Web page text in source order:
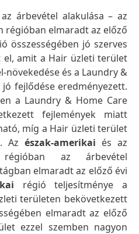
árbevétel alakulása – az
régióban elmaradt az előző
összességében jó szerves
el, amit a Hair üzleti terület
növekedése és a Laundry &
fejlődése eredményezett.
a Laundry & Home Care
fejlemények miatt
míg a Hair üzleti terület
Az észak-amerikai és az
az árbevétel
elmaradt az előző évi
régió teljesítménye a
területen bekövetkezett
elmaradt az előző
ezzel szemben nagyon